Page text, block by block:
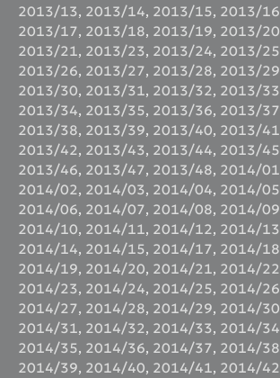
2013/13, 2013/14, 2013/15, 2013/16
2013/17, 2013/18, 2013/19, 2013/20
2013/21, 2013/23, 2013/24, 2013/25
2013/26, 2013/27, 2013/28, 2013/29
2013/30, 2013/31, 2013/32, 2013/33
2013/34, 2013/35, 2013/36, 2013/37
2013/38, 2013/39, 2013/40, 2013/41
2013/42, 2013/43, 2013/44, 2013/45
2013/46, 2013/47, 2013/48, 2014/01
2014/02, 2014/03, 2014/04, 2014/05
2014/06, 2014/07, 2014/08, 2014/09
2014/10, 2014/11, 2014/12, 2014/13
2014/14, 2014/15, 2014/17, 2014/18
2014/19, 2014/20, 2014/21, 2014/22
2014/23, 2014/24, 2014/25, 2014/26
2014/27, 2014/28, 2014/29, 2014/30
2014/31, 2014/32, 2014/33, 2014/34
2014/35, 2014/36, 2014/37, 2014/38
2014/39, 2014/40, 2014/41, 2014/42